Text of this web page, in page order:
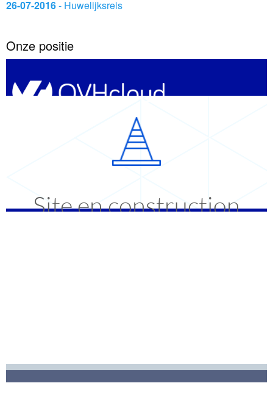
26-07-2016- Huwelijksreis
Onze positie